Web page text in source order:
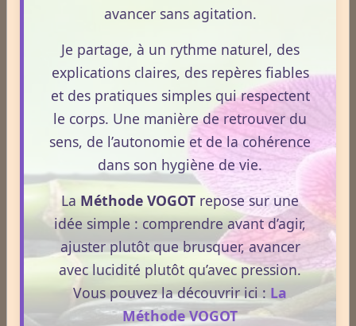
Le Phosphore
Le Calcium
Le Fer
Le Fluor
Le Magnésium
Le Potassium
Le Sélénium
Le Sodium
Les Omega 9
avancer sans agitation.
Je partage, à un rythme naturel, des
explications claires, des repères fiables
et des pratiques simples qui respectent
le corps. Une manière de retrouver du
sens, de l’autonomie et de la cohérence
dans son hygiène de vie.
La Méthode VOGOT repose sur une
idée simple : comprendre avant d’agir,
ajuster plutôt que brusquer, avancer
avec lucidité plutôt qu’avec pression.
Vous pouvez la découvrir ici : La
Méthode VOGOT